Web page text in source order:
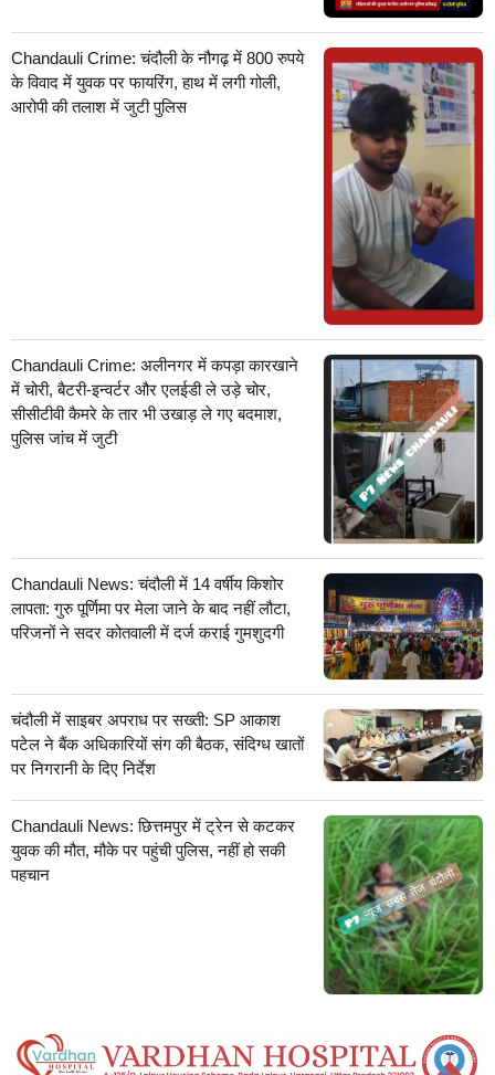
Chandauli Crime: चंदौली के नौगढ़ में 800 रुपये
के विवाद में युवक पर फायरिंग, हाथ में लगी गोली,
आरोपी की तलाश में जुटी पुलिस
Chandauli Crime: अलीनगर में कपड़ा कारखाने
में चोरी, बैटरी-इन्वर्टर और एलईडी ले उड़े चोर,
सीसीटीवी कैमरे के तार भी उखाड़ ले गए बदमाश,
पुलिस जांच में जुटी
Chandauli News: चंदौली में 14 वर्षीय किशोर
लापता: गुरु पूर्णिमा पर मेला जाने के बाद नहीं लौटा,
परिजनों ने सदर कोतवाली में दर्ज कराई गुमशुदगी
चंदौली में साइबर अपराध पर सख्ती: SP आकाश
पटेल ने बैंक अधिकारियों संग की बैठक, संदिग्ध खातों
पर निगरानी के दिए निर्देश
Chandauli News: छित्तमपुर में ट्रेन से कटकर
युवक की मौत, मौके पर पहुंची पुलिस, नहीं हो सकी
पहचान